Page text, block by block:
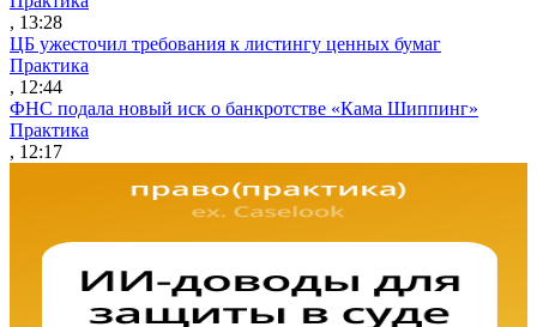
, 13:28
ЦБ ужесточил требования к листингу ценных бумаг
Практика
, 12:44
ФНС подала новый иск о банкротстве «Кама Шиппинг»
Практика
, 12:17